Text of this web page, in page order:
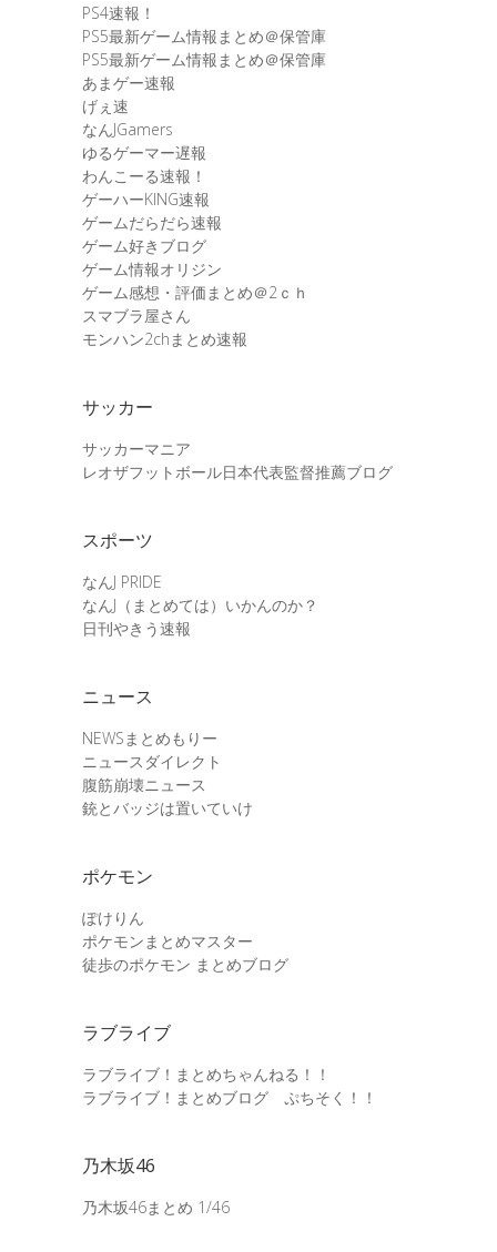
PS4速報！
PS5最新ゲーム情報まとめ＠保管庫
PS5最新ゲーム情報まとめ＠保管庫
あまゲー速報
げぇ速
なんJGamers
ゆるゲーマー遅報
わんこーる速報！
ゲーハーKING速報
ゲームだらだら速報
ゲーム好きブログ
ゲーム情報オリジン
ゲーム感想・評価まとめ＠2ｃｈ
スマブラ屋さん
モンハン2chまとめ速報
サッカー
サッカーマニア
レオザフットボール日本代表監督推薦ブログ
スポーツ
なんJ PRIDE
なんJ（まとめては）いかんのか？
日刊やきう速報
ニュース
NEWSまとめもりー
ニュースダイレクト
腹筋崩壊ニュース
銃とバッジは置いていけ
ポケモン
ぽけりん
ポケモンまとめマスター
徒歩のポケモン まとめブログ
ラブライブ
ラブライブ！まとめちゃんねる！！
ラブライブ！まとめブログ ぷちそく！！
乃木坂46
乃木坂46まとめ 1/46